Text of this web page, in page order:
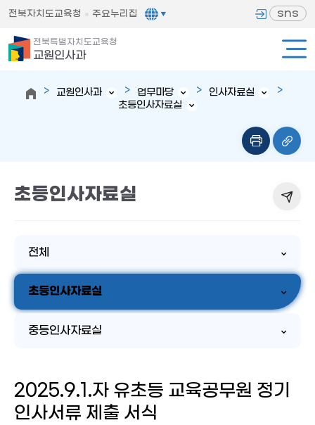
전북자치도교육청 주요누리집 sns
전북특별자치도교육청
교원인사과
교원인사과 업무마당
인사자료실
초등인사자료실
초등인사자료실
전체
초등인사자료실
중등인사자료실
2025.9.1.자 유초등 교육공무원 정기
인사서류 제출 서식